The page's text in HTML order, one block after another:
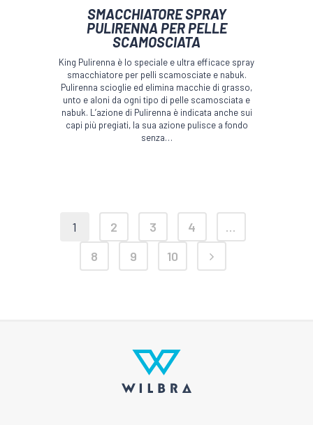
SMACCHIATORE SPRAY
PULIRENNA PER PELLE
SCAMOSCIATA
King Pulirenna è lo speciale e ultra efficace spray
smacchiatore per pelli scamosciate e nabuk.
Pulirenna scioglie ed elimina macchie di grasso,
unto e aloni da ogni tipo di pelle scamosciata e
nabuk. L’azione di Pulirenna è indicata anche sui
capi più pregiati, la sua azione pulisce a fondo
senza…
1 2 3 4
…
8
9 10